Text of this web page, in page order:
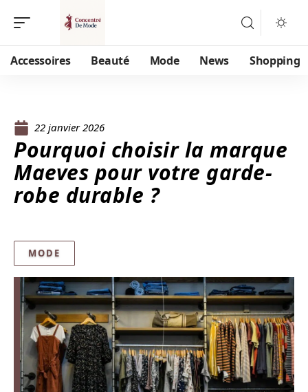
Accessoires Beauté Mode News Shopping
22 janvier 2026
Pourquoi choisir la marque
Maeves pour votre garde-
robe durable ?
MODE